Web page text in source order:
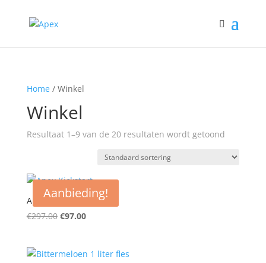
Home/ Winkel
Winkel
Resultaat 1–9 van de 20 resultaten wordt getoond
Aanbieding!
Apex Kickstart
€297.00 Oorspronkelijke
€297.00.
€97.00Huidige
€97.00.